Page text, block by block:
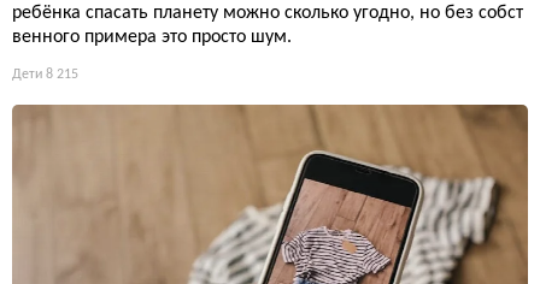
ребёнка спасать планету можно сколько угодно, но без собст
венного примера это просто шум.
Дети 8 215